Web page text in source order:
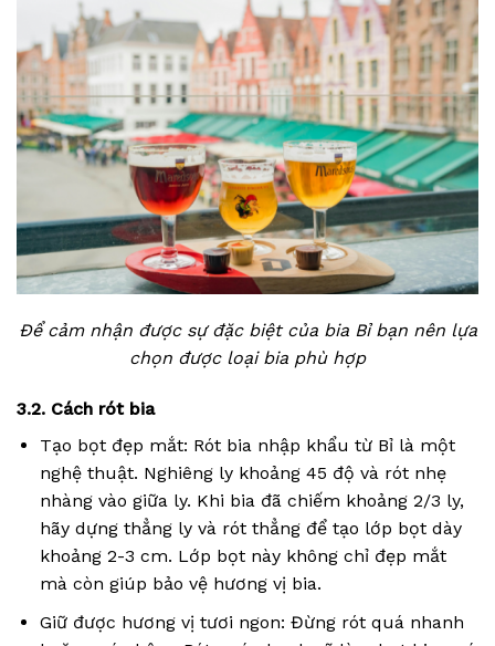
Để cảm nhận được sự đặc biệt của bia Bỉ bạn nên lựa
chọn được loại bia phù hợp
3.2. Cách rót bia
Tạo bọt đẹp mắt: Rót bia nhập khẩu từ Bỉ là một
nghệ thuật. Nghiêng ly khoảng 45 độ và rót nhẹ
nhàng vào giữa ly. Khi bia đã chiếm khoảng 2/3 ly,
hãy dựng thẳng ly và rót thẳng để tạo lớp bọt dày
khoảng 2-3 cm. Lớp bọt này không chỉ đẹp mắt
mà còn giúp bảo vệ hương vị bia.
Giữ được hương vị tươi ngon: Đừng rót quá nhanh